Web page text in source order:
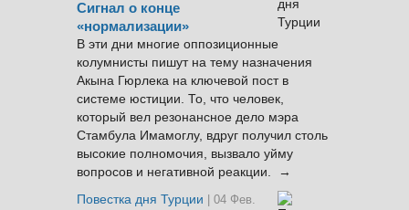
Сигнал о конце
«нормализации»
В эти дни многие оппозиционные
колумнисты пишут на тему назначения
Акына Гюрлека на ключевой пост в
системе юстиции. То, что человек,
который вел резонансное дело мэра
Стамбула Имамоглу, вдруг получил столь
высокие полномочия, вызвало уйму
вопросов и негативной реакции. →
Повестка дня Турции
| 04 Фев.